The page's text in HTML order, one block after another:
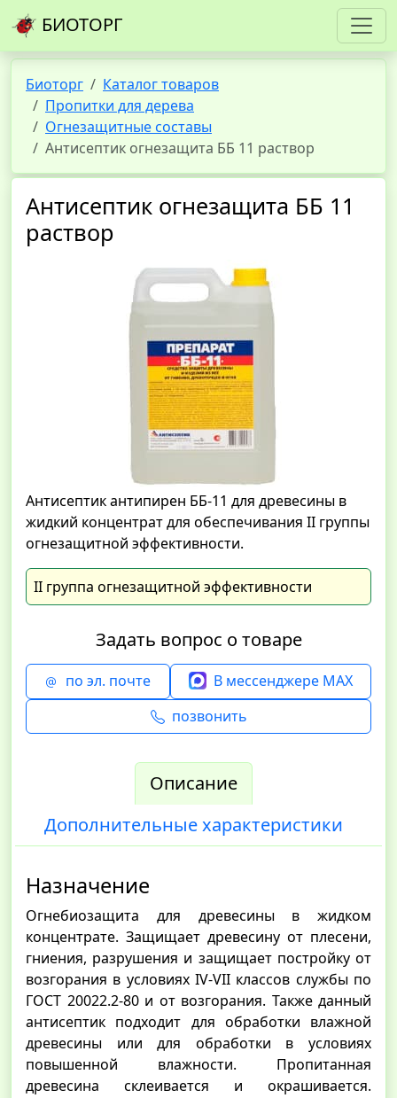
БИОТОРГ
Биоторг
Каталог товаров
Пропитки для дерева
Огнезащитные составы
Антисептик огнезащита ББ 11 раствор
Антисептик огнезащита ББ 11
раствор
Антисептик антипирен ББ-11 для древесины в
жидкий концентрат для обеспечивания II группы
огнезащитной эффективности.
II группа огнезащитной эффективности
Задать вопрос о товаре
по эл. почте
В мессенджере MAX
позвонить
Описание
Дополнительные характеристики
Назначение
Огнебиозащита для древесины в жидком
концентрате. Защищает древесину от плесени,
гниения, разрушения и защищает постройку от
возгорания в условиях IV-VII классов службы по
ГОСТ 20022.2-80 и от возгорания. Также данный
антисептик подходит для обработки влажной
древесины или для обработки в условиях
повышенной влажности. Пропитанная
древесина склеивается и окрашивается.